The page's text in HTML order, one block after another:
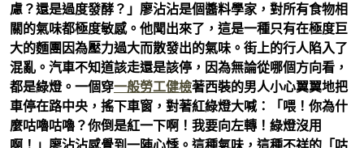
慮？還是過度發酵？」廖沾沾是個醬料學家，對所有食物相
關的氣味都極度敏感。他聞出來了，這是一種只有在極度巨
大的麵團因為壓力過大而散發出的氣味。街上的行人陷入了
混亂。汽車不知道該走還是該停，因為無論從哪個方向看，
都是綠燈。一個穿一般勞工健檢著西裝的男人小心翼翼地把
車停在路中央，搖下車窗，對著紅綠燈大喊：「喂！你為什
麼咕嚕咕嚕？你倒是紅一下啊！我要向左轉！綠燈沒用